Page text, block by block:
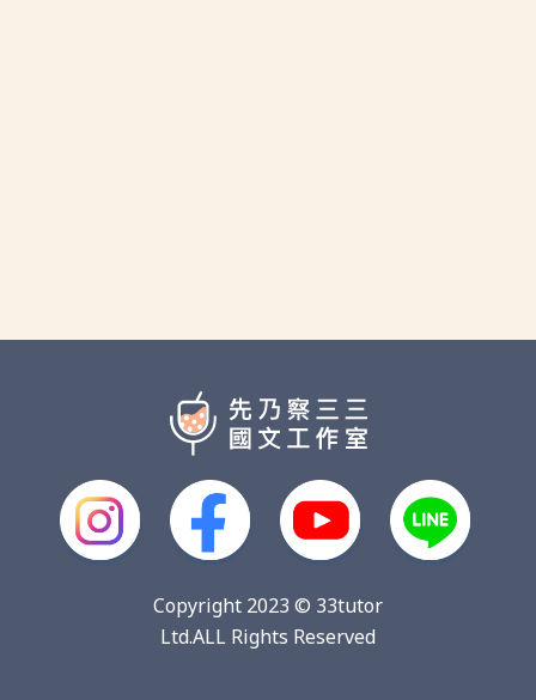
Copyright 2023 © 33tutor
Ltd.ALL Rights Reserved